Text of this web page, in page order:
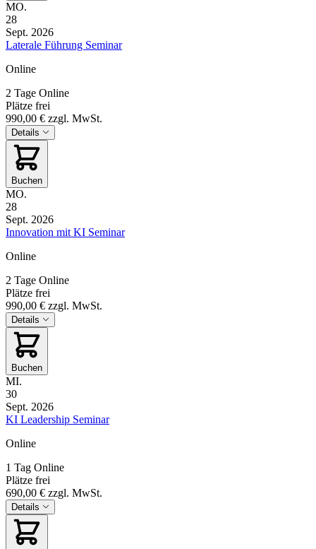
MO.
28
Sept. 2026
Laterale Führung Seminar
Online
2 Tage Online
Plätze frei
990,00 € zzgl. MwSt.
Details
Buchen
MO.
28
Sept. 2026
Innovation mit KI Seminar
Online
2 Tage Online
Plätze frei
990,00 € zzgl. MwSt.
Details
Buchen
MI.
30
Sept. 2026
KI Leadership Seminar
Online
1 Tag Online
Plätze frei
690,00 € zzgl. MwSt.
Details